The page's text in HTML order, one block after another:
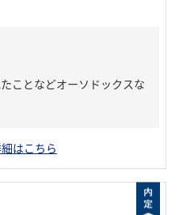
ことなどオーソドックスな
はこちら